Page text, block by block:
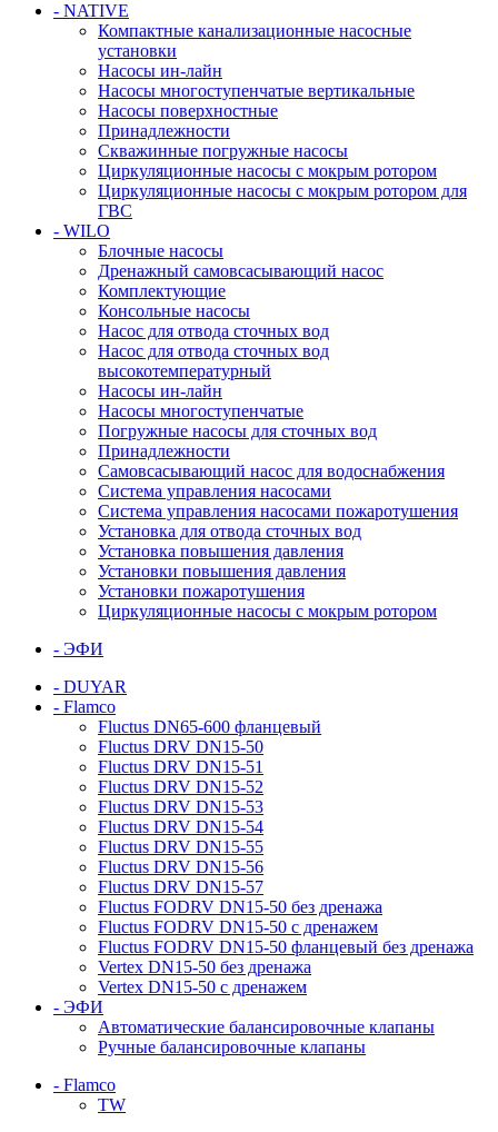
- NATIVE
Компактные канализационные насосные
установки
Насосы ин-лайн
Насосы многоступенчатые вертикальные
Насосы поверхностные
Принадлежности
Скважинные погружные насосы
Циркуляционные насосы с мокрым ротором
Циркуляционные насосы с мокрым ротором для
ГВС
- WILO
Блочные насосы
Дренажный самовсасывающий насос
Комплектующие
Консольные насосы
Насос для отвода сточных вод
Насос для отвода сточных вод
высокотемпературный
Насосы ин-лайн
Насосы многоступенчатые
Погружные насосы для сточных вод
Принадлежности
Самовсасывающий насос для водоснабжения
Система управления насосами
Система управления насосами пожаротушения
Установка для отвода сточных вод
Установка повышения давления
Установки повышения давления
Установки пожаротушения
Циркуляционные насосы с мокрым ротором
- ЭФИ
- DUYAR
- Flamco
Fluctus DN65-600 фланцевый
Fluctus DRV DN15-50
Fluctus DRV DN15-51
Fluctus DRV DN15-52
Fluctus DRV DN15-53
Fluctus DRV DN15-54
Fluctus DRV DN15-55
Fluctus DRV DN15-56
Fluctus DRV DN15-57
Fluctus FODRV DN15-50 без дренажа
Fluctus FODRV DN15-50 с дренажем
Fluctus FODRV DN15-50 фланцевый без дренажа
Vertex DN15-50 без дренажа
Vertex DN15-50 с дренажем
- ЭФИ
Автоматические балансировочные клапаны
Ручные балансировочные клапаны
- Flamco
TW